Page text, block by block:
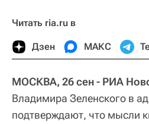
Читать ria.ru в
Дзен МАКС
МОСКВА, 26 сен - РИА
Владимира Зеленского в
подтверждают, что мысли